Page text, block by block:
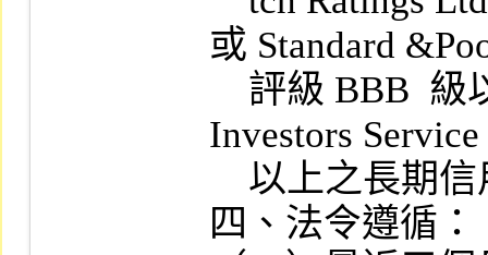
或 Standard
Investors
四、法令遵循：